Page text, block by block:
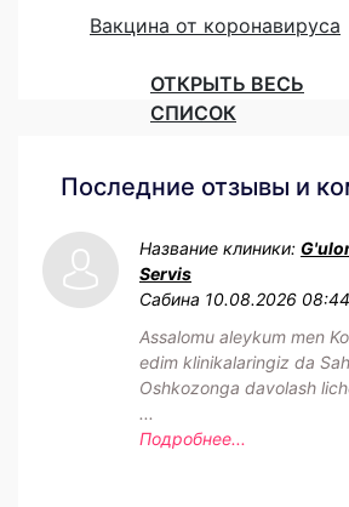
Вакцина от коронавируса
ОТКРЫТЬ ВЕСЬ
СПИСОК
Последние отзывы и
Название клиники:
Servis
Сабина 10.08.2026 08:44
Assalomu aleykum men
edim klinikalaringiz da
Oshkozonga davolash
...
Подробнее...